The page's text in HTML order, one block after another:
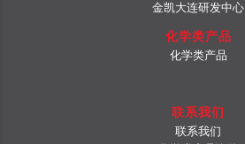
金凯大连研发中心
化学类产品
化学类产品
联系我们
联系我们